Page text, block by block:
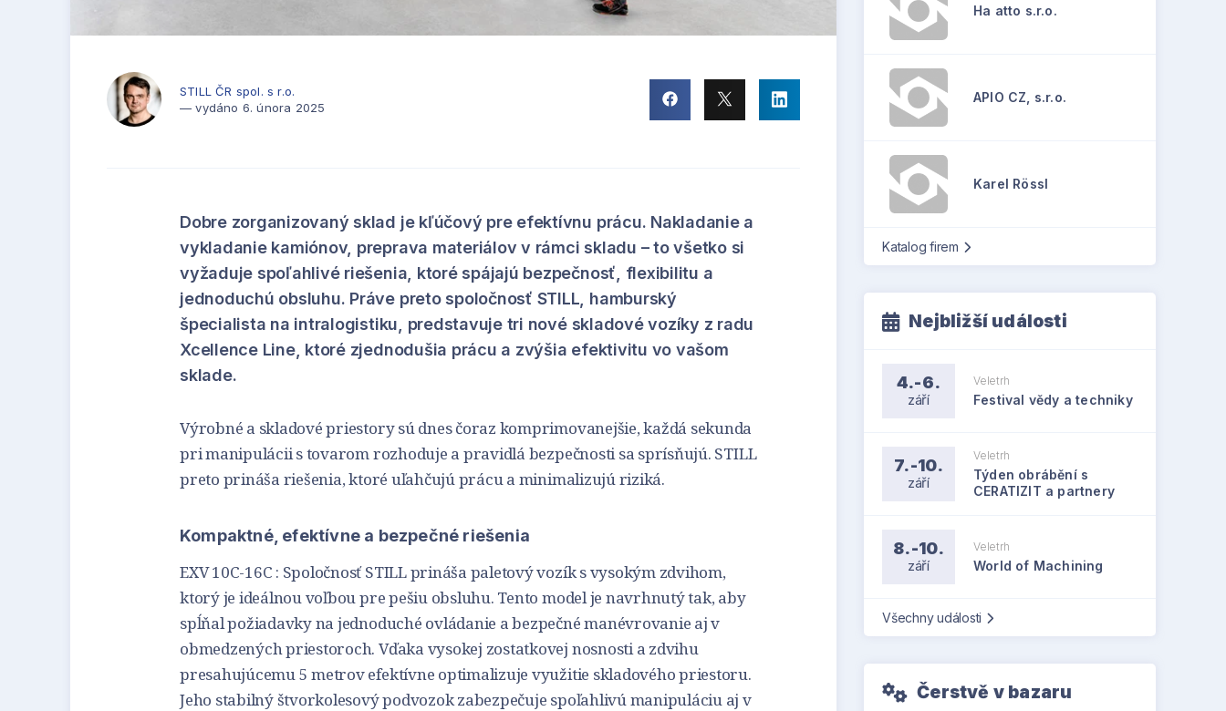
STILL ČR spol. s r.o.
— vydáno 6. února 2025
Dobre zorganizovaný sklad je kľúčový pre efektívnu prácu. Nakladanie a
vykladanie kamiónov, preprava materiálov v rámci skladu – to všetko si
vyžaduje spoľahlivé riešenia, ktoré spájajú bezpečnosť, flexibilitu a
jednoduchú obsluhu. Práve preto spoločnosť STILL, hamburský
špecialista na intralogistiku, predstavuje tri nové skladové vozíky z radu
Xcellence Line, ktoré zjednodušia prácu a zvýšia efektivitu vo vašom
sklade.
Výrobné a skladové priestory sú dnes čoraz komprimovanejšie, každá sekunda
pri manipulácii s tovarom rozhoduje a pravidlá bezpečnosti sa sprísňujú. STILL
preto prináša riešenia, ktoré uľahčujú prácu a minimalizujú riziká.
Kompaktné, efektívne a bezpečné riešenia
EXV 10C-16C : Spoločnosť STILL prináša paletový vozík s vysokým zdvihom,
ktorý je ideálnou voľbou pre pešiu obsluhu. Tento model je navrhnutý tak, aby
spĺňal požiadavky na jednoduché ovládanie a bezpečné manévrovanie aj v
obmedzených priestoroch. Vďaka vysokej zostatkovej nosnosti a zdvihu
presahujúcemu 5 metrov efektívne optimalizuje využitie skladového priestoru.
Jeho stabilný štvorkolesový podvozok zabezpečuje spoľahlivú manipuláciu aj v
Ha atto s.r.o.
APIO CZ, s.r.o.
Karel Rössl
Katalog firem
Nejbližší události
4.-6.
září
Veletrh
Festival vědy a techniky
7.-10.
září
Veletrh
Týden obrábění s
CERATIZIT a partnery
8.-10.
září
Veletrh
World of Machining
Všechny události
Čerstvě v bazaru